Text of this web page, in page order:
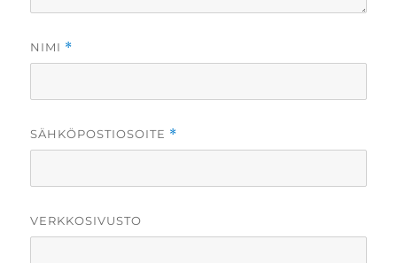
NIMI *
SÄHKÖPOSTIOSOITE *
VERKKOSIVUSTO